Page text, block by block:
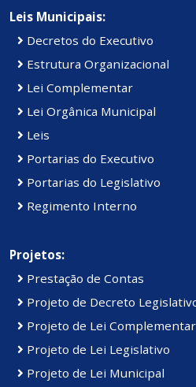
Leis Municipais:
Decretos do Executivo
Estrutura Organizacional
Lei Complementar
Lei Orgânica Municipal
Leis
Portarias do Executivo
Portarias do Legislativo
Regimento Interno
Projetos:
Prestação de Contas
Projeto de Decreto
Projeto de Lei Complementar
Projeto de Lei Legislativo
Projeto de Lei Municipal